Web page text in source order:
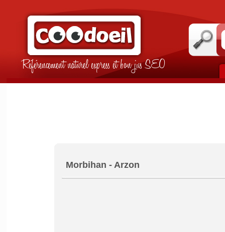
Référencement naturel express et bon jus SEO
Morbihan - Arzon